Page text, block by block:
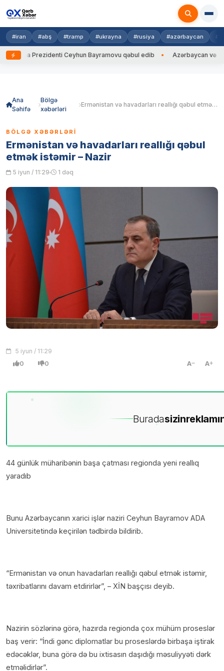
#iran #abş #tramp #ukrayna #rusiya #azərbaycan
Prezidenti Ceyhun Bayramovu qəbul edib Azərbaycan və
Ana
Səhifə
Bölgə
xəbərləri
Ermənistan və havadarları reallığı qəbul etmək istəmir – Nazir
BÖLGƏ XƏBƏRLƏRI
Ermənistan və havadarları reallığı qəbul
etmək istəmir – Nazir
5 iyun / 11:29 1 dəq
5 iyun / 11:29
0 0 A A
Buradasizin
44 günlük müharibənin başa çatması regionda yeni reallıq
yaradıb
Bunu Azərbaycanın xarici işlər naziri Ceyhun Bayramov ADA
Universitetində keçirilən tədbirdə bildirib.
“Ermənistan və onun havadarları reallığı qəbul etmək istəmir,
təxribatlarını davam etdirirlər”, – XİN başçısı deyib.
Nazirin sözlərinə görə, hazırda regionda çox mühüm proseslər
baş verir: “İndi gənc diplomatlar bu proseslərdə birbaşa iştirak
edəcəklər, buna görə də bu ixtisasın daşıdığı məsuliyyəti dərk
etməlidirlər”.